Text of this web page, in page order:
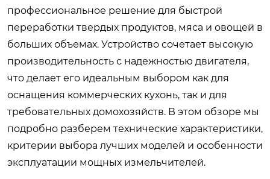
профессиональное решение для быстрой
переработки твердых продуктов, мяса и овощей в
больших объемах. Устройство сочетает высокую
производительность с надежностью двигателя,
что делает его идеальным выбором как для
оснащения коммерческих кухонь, так и для
требовательных домохозяйств. В этом обзоре мы
подробно разберем технические характеристики,
критерии выбора лучших моделей и особенности
эксплуатации мощных измельчителей.